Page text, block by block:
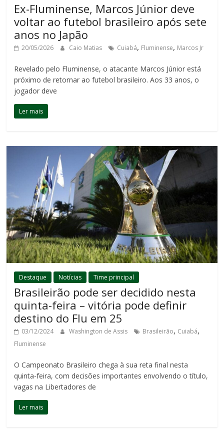
Ex-Fluminense, Marcos Júnior deve
voltar ao futebol brasileiro após sete
anos no Japão
20/05/2026 Caio Matias Cuiabá, Fluminense, Marcos Jr
Revelado pelo Fluminense, o atacante Marcos Júnior está
próximo de retornar ao futebol brasileiro. Aos 33 anos, o
jogador deve
Ler mais
Destaque Notícias Time principal
Brasileirão pode ser decidido nesta
quinta-feira – vitória pode definir
destino do Flu em 25
03/12/2024 Washington de Assis Brasileirão, Cuiabá,
Fluminense
O Campeonato Brasileiro chega à sua reta final nesta
quinta-feira, com decisões importantes envolvendo o título,
vagas na Libertadores de
Ler mais